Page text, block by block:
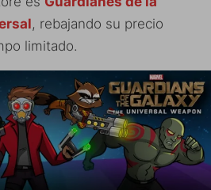
, rebajando su precio
limitado.